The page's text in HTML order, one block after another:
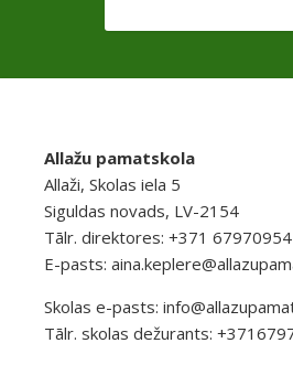
Allažu pamatskola
Allaži, Skolas iela 5
Siguldas novads, LV-2154
Tālr. direktores: +371 67970954
E-pasts:
Skolas e-pasts:
Tālr. skolas dežurants: